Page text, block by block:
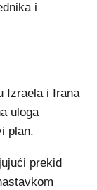
i
Izraela i Irana
uloga
plan.
prekid